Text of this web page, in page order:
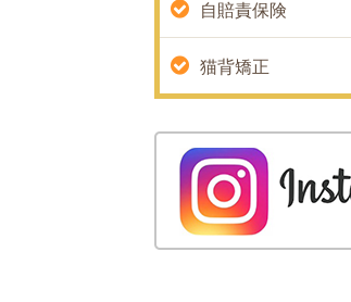
自賠責保険
猫背矯正